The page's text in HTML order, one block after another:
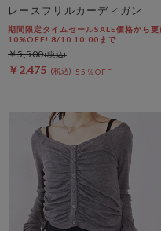
レースフリルカーディガン
期間限定タイムセールSALE価格から更
10%OFF! 8/10 10:00まで
￥2,475 55％OFF
￥5,500